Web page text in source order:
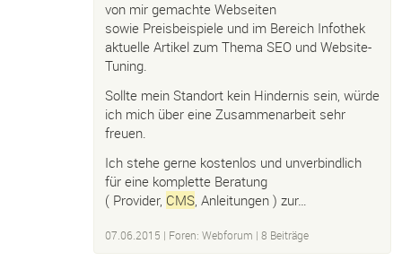
von mir gemachte Webseiten
sowie Preisbeispiele und im Bereich Infothek
aktuelle Artikel zum Thema SEO und Website-
Tuning.
Sollte mein Standort kein Hindernis sein, würde
ich mich über eine Zusammenarbeit sehr
freuen.
Ich stehe gerne kostenlos und unverbindlich
für eine komplette Beratung
( Provider, CMS , Anleitungen ) zur…
07.06.2015 | Foren: Webforum | 8 Beiträge